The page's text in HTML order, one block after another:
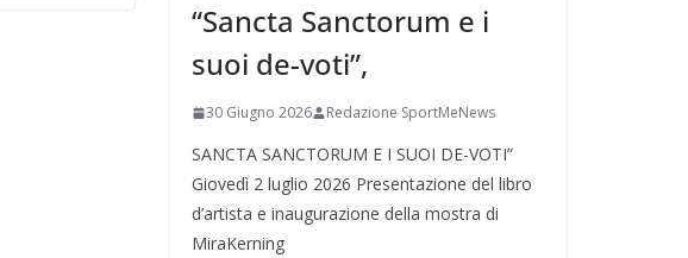
“Sancta Sanctorum e i
suoi de-voti”,
30 Giugno 2026 Redazione SportMeNews
SANCTA SANCTORUM E I SUOI DE-VOTI”
Giovedì 2 luglio 2026 Presentazione del libro
d’artista e inaugurazione della mostra di
MiraKerning